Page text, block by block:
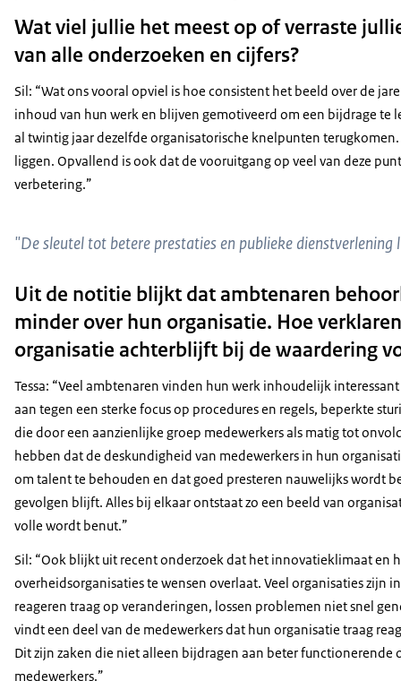
Wat viel jullie het meest op of verraste
van alle onderzoeken en cijfers?
Sil: “Wat ons vooral opviel is hoe consistent het beeld over de
inhoud van hun werk en blijven gemotiveerd om een bijdrage te
al twintig jaar dezelfde organisatorische knelpunten
liggen. Opvallend is ook dat de vooruitgang op veel van deze
verbetering.”
"De sleutel tot betere prestaties en publieke
Uit de notitie blijkt dat ambtenaren
minder over hun organisatie. Hoe
organisatie achterblijft bij de waardering
Tessa: “Veel ambtenaren vinden hun werk inhoudelijk
aan tegen een sterke focus op procedures en regels, beperkte
die door een aanzienlijke groep medewerkers als matig tot
hebben dat de deskundigheid van medewerkers in hun
om talent te behouden en dat goed presteren nauwelijks wordt
gevolgen blijft. Alles bij elkaar ontstaat zo een beeld van
volle wordt benut.”
Sil: “Ook blijkt uit recent onderzoek dat het innovatieklimaat en
overheidsorganisaties te wensen overlaat. Veel organisaties zijn
reageren traag op veranderingen, lossen problemen niet snel
vindt een deel van de medewerkers dat hun organisatie traag
Dit zijn zaken die niet alleen bijdragen aan beter
medewerkers.”